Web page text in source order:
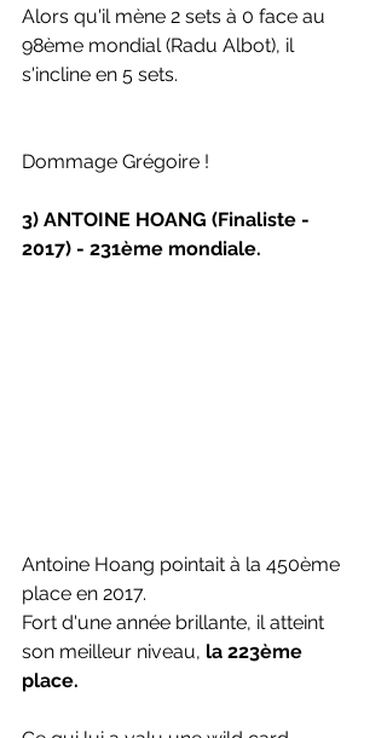
Alors qu'il mène 2 sets à 0 face au
98ème mondial (Radu Albot), il
s'incline en 5 sets.
Dommage Grégoire !
3) ANTOINE HOANG (Finaliste -
2017) - 231ème mondiale.
Antoine Hoang pointait à la 450ème
place en 2017.
Fort d'une année brillante, il atteint
son meilleur niveau, la 223ème
place.